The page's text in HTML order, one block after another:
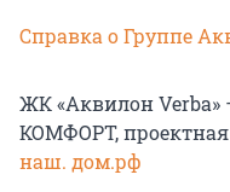
Справка о Группе
ЖК «Аквилон
КОМФОРТ, проектная
наш. дом.рф